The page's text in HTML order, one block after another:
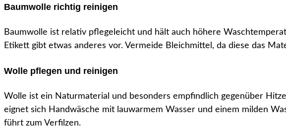
Baumwolle richtig reinigen
Baumwolle ist relativ pflegeleicht und hält auch höhere
Etikett gibt etwas anderes vor. Vermeide Bleichmittel, da diese das
Wolle pflegen und reinigen
Wolle ist ein Naturmaterial und besonders empfindlich gegenüber
eignet sich Handwäsche mit lauwarmem Wasser und einem milden
führt zum Verfilzen.